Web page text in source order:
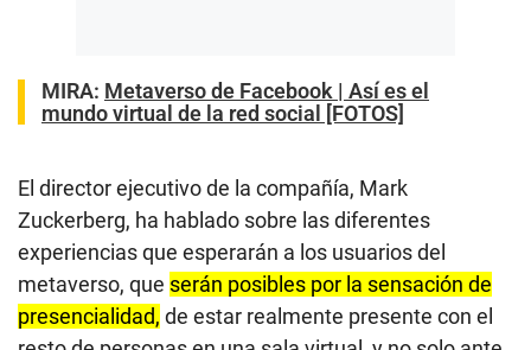
MIRA: Metaverso de Facebook | Así es el
mundo virtual de la red social [FOTOS]
El director ejecutivo de la compañía, Mark
Zuckerberg, ha hablado sobre las diferentes
experiencias que esperarán a los usuarios del
metaverso, que serán posibles por la sensación de
presencialidad, de estar realmente presente con el